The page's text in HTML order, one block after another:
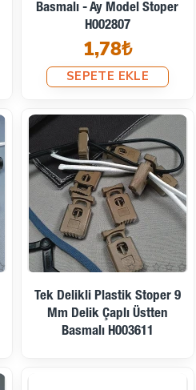
Basmalı - Ay Model Stoper
H002807
1,78₺
SEPETE EKLE
Tek Delikli Plastik Stoper 9
Mm Delik Çaplı Üstten
Basmalı H003611